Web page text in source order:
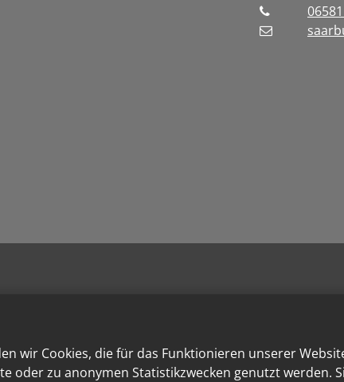
wir Cookies, die für das Funktionieren unserer
oder zu anonymen Statistikzwecken genutzt werden.